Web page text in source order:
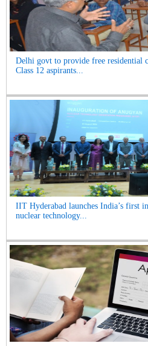
Delhi govt to provide free residential
Class 12 aspirants...
IIT Hyderabad launches India’s first
nuclear technology...